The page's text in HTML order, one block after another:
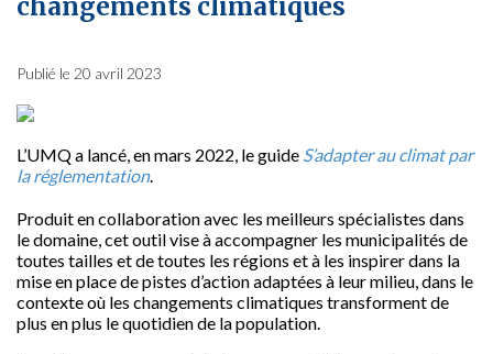
changements climatiques
Publié le 20 avril 2023
L’UMQ a lancé, en mars 2022, le guide S’adapter au climat par
la réglementation.
Produit en collaboration avec les meilleurs spécialistes dans
le domaine, cet outil vise à accompagner les municipalités de
toutes tailles et de toutes les régions et à les inspirer dans la
mise en place de pistes d’action adaptées à leur milieu, dans le
contexte où les changements climatiques transforment de
plus en plus le quotidien de la population.